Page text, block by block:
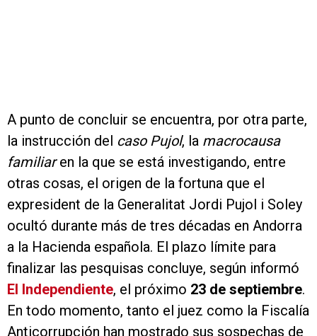
A punto de concluir se encuentra, por otra parte,
la instrucción del caso Pujol, la macrocausa
familiaren la que se está investigando, entre
otras cosas, el origen de la fortuna que el
expresident de la Generalitat Jordi Pujol i Soley
ocultó durante más de tres décadas en Andorra
a la Hacienda española. El plazo límite para
finalizar las pesquisas concluye, según informó
El Independiente, el próximo 23 de septiembre.
En todo momento, tanto el juez como la Fiscalía
Anticorrupción han mostrado sus sospechas de